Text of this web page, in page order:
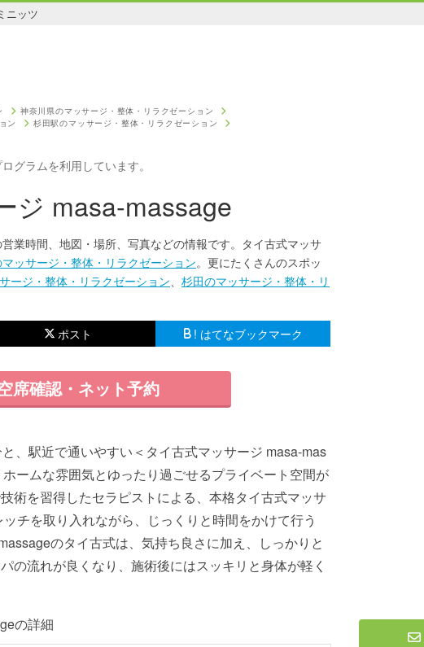
ニッツ
神奈川県のマッサージ・整体・リラクゼーション
ン
杉田駅のマッサージ・整体・リラクゼーション
グラムを利用しています。
ジ masa-massage
業時間、地図・場所、写真などの情報です。タイ古式マッサ
ッサージ・整体・リラクゼーション。更にたくさんのスポッ
ージ・整体・リラクゼーション
杉田のマッサージ・整体・リ
ポスト ! はてなブックマーク
席確認・ネット予約
、駅近で通いやすい＜タイ古式マッサージ masa-mas
ームな雰囲気とゆったり過ごせるプライベート空間が
術を習得したセラピストによる、本格タイ古式マッサ
チを取り入れながら、じっくりと時間をかけて行う
のタイ古式は、気持ち良さに加え、しっかりと
の流れが良くなり、施術後にはスッキリと身体が軽く
の詳細